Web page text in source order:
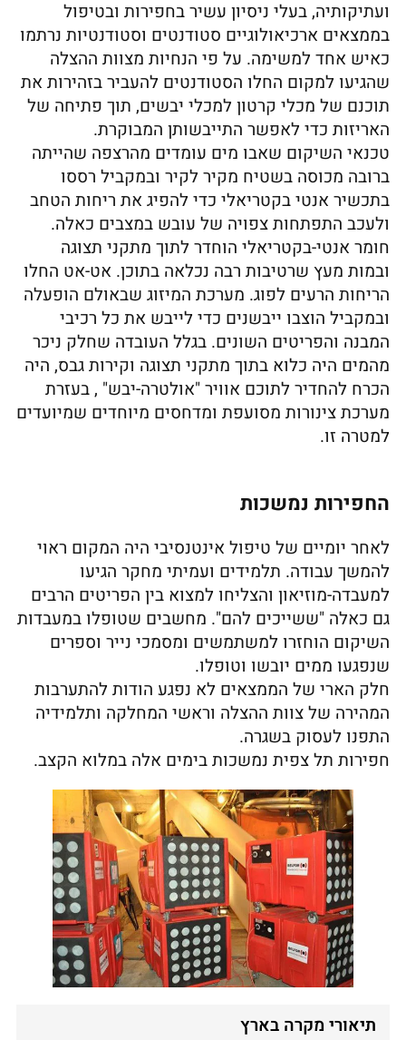
ועתיקותיה, בעלי ניסיון עשיר בחפירות ובטיפול
בממצאים ארכיאולוגיים סטודנטים וסטודנטיות נרתמו
כאיש אחד למשימה. על פי הנחיות מצוות ההצלה
שהגיעו למקום החלו הסטודנטים להעביר בזהירות את
תוכנם של מכלי קרטון למכלי יבשים, תוך פתיחה של
האריזות כדי לאפשר התייבשותן המבוקרת.
טכנאי השיקום שאבו מים עומדים מהרצפה שהייתה
ברובה מכוסה בשטיח מקיר לקיר ובמקביל רססו
בתכשיר אנטי בקטריאלי כדי להפיג את ריחות הטחב
ולעכב התפתחות צפויה של עובש במצבים כאלה.
חומר אנטי-בקטריאלי הוחדר לתוך מתקני תצוגה
ובמות מעץ שרטיבות רבה נכלאה בתוכן. אט-אט החלו
הריחות הרעים לפוג. מערכת המיזוג שבאולם הופעלה
ובמקביל הוצבו ייבשנים כדי לייבש את כל רכיבי
המבנה והפריטים השונים. בגלל העובדה שחלק ניכר
מהמים היה כלוא בתוך מתקני תצוגה וקירות גבס, היה
הכרח להחדיר לתוכם אוויר "אולטרה-יבש" , בעזרת
מערכת צינורות מסועפת ומדחסים מיוחדים שמיועדים
למטרה זו.
החפירות נמשכות
לאחר יומיים של טיפול אינטנסיבי היה המקום ראוי
להמשך עבודה. תלמידים ועמיתי מחקר הגיעו
למעבדה-מוזיאון והצליחו למצוא בין הפריטים הרבים
גם כאלה "ששייכים להם". מחשבים שטופלו במעבדות
השיקום הוחזרו למשתמשים ומסמכי נייר וספרים
שנפגעו ממים יובשו וטופלו.
חלק הארי של הממצאים לא נפגע הודות להתערבות
המהירה של צוות ההצלה וראשי המחלקה ותלמידיה
התפנו לעסוק בשגרה.
חפירות תל צפית נמשכות בימים אלה במלוא הקצב.
תיאורי מקרה בארץ